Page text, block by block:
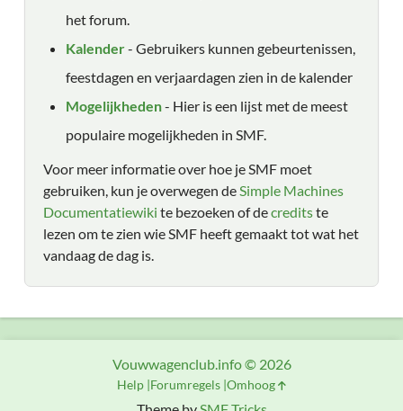
het forum.
Kalender- Gebruikers kunnen gebeurtenissen,
feestdagen en verjaardagen zien in de kalender
Mogelijkheden- Hier is een lijst met de meest
populaire mogelijkheden in SMF.
Voor meer informatie over hoe je SMF moet
gebruiken, kun je overwegen deSimple Machines
Documentatiewiki te bezoeken of decreditste
lezen om te zien wie SMF heeft gemaakt tot wat het
vandaag de dag is.
Vouwwagenclub.info © 2026
Help Forumregels Omhoog